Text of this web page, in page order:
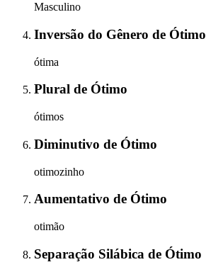
Masculino
Inversão do Gênero de Ótimo
ótima
Plural de Ótimo
ótimos
Diminutivo de Ótimo
otimozinho
Aumentativo de Ótimo
otimão
Separação Silábica de Ótimo